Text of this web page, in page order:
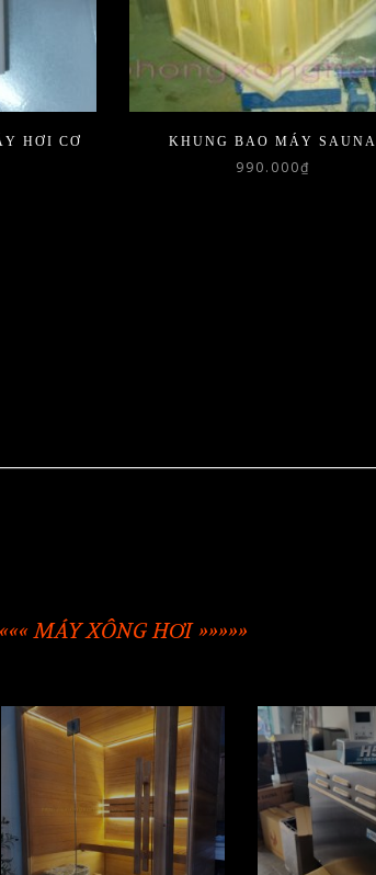
HƠI CƠ KHUNG BAO MÁY SAUNA
990.000₫
MÁY XÔNG HƠI »»»»»